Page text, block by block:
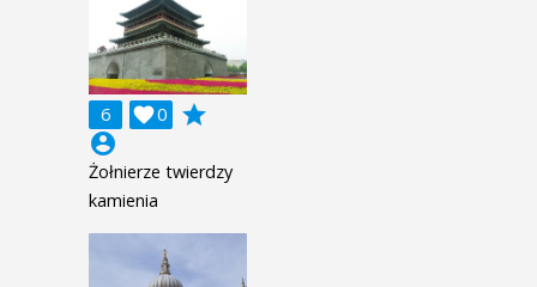
6 0

grade
account_circle
Żołnierze twierdzy
kamienia